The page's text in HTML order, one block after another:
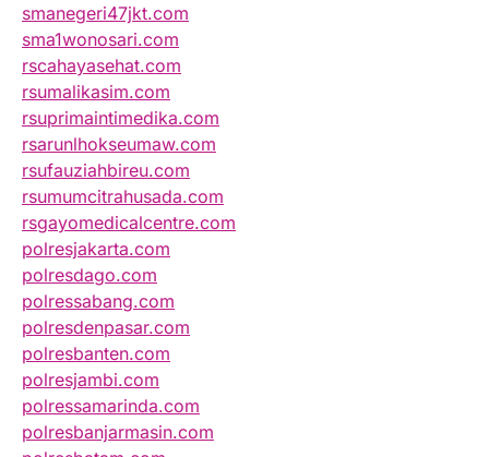
smanegeri47jkt.com
sma1wonosari.com
rscahayasehat.com
rsumalikasim.com
rsuprimaintimedika.com
rsarunlhokseumaw.com
rsufauziahbireu.com
rsumumcitrahusada.com
rsgayomedicalcentre.com
polresjakarta.com
polresdago.com
polressabang.com
polresdenpasar.com
polresbanten.com
polresjambi.com
polressamarinda.com
polresbanjarmasin.com